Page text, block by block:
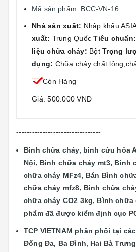
Mã sản phẩm: BCC-VN-16
Nhà sản xuất: Nhập khẩu
xuất: Trung QuốcTiêu chuẩn:
liệu chữa cháy: Bột Trọng
dụng: Chữa cháy chất
Còn Hàng
Giá: 500.000 VND
--------------------------------
Bình chữa cháy, bình cứu hỏa
Nội, Bình chữa cháy mt3, Bình
chữa cháy MFz4, Bán Bình
chữa cháy mfz8, Bình chữa
chữa cháy CO2 3kg, Bình chữa
phẩm đã được kiểm định cục
TCP VIETNAM phân phối tại
Đống Đa, Ba Đình, Hai Bà